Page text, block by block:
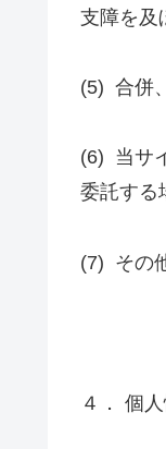
支障を及
(5) 合併
(6) 当サ
委託する
(7) その
４． 個